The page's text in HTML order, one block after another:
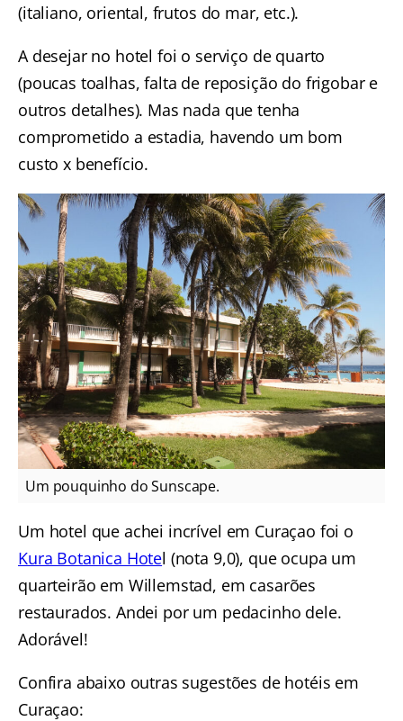
(italiano, oriental, frutos do mar, etc.).
A desejar no hotel foi o serviço de quarto
(poucas toalhas, falta de reposição do frigobar e
outros detalhes). Mas nada que tenha
comprometido a estadia, havendo um bom
custo x benefício.
Um pouquinho do Sunscape.
Um hotel que achei incrível em Curaçao foi o
Kura Botanica Hotel (nota 9,0), que ocupa um
quarteirão em Willemstad, em casarões
restaurados. Andei por um pedacinho dele.
Adorável!
Confira abaixo outras sugestões de hotéis em
Curaçao: